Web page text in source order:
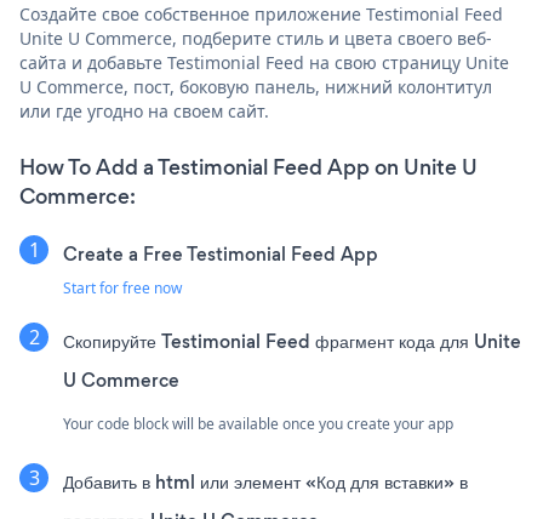
Создайте свое собственное приложение Testimonial Feed
Unite U Commerce, подберите стиль и цвета своего веб-
сайта и добавьте Testimonial Feed на свою страницу Unite
U Commerce, пост, боковую панель, нижний колонтитул
или где угодно на своем сайт.
How To Add a Testimonial Feed App on Unite U
Commerce:
Create a Free Testimonial Feed App
Start for free now
Скопируйте Testimonial Feed фрагмент кода для Unite
U Commerce
Your code block will be available once you create your app
Добавить в html или элемент «Код для вставки» в